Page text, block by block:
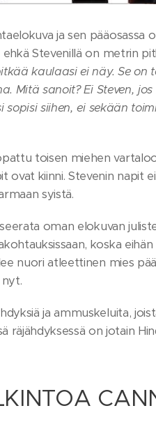
ja sen
Stevenillä on metrin
kaulaasi ei näy. Se on
Mitä sanoit? Ei Steven,
siihen, ei sekään
toisen miehen
kiinni. Stevenin napit
syistä.
oman elokuvan
koska
nuori atleettinen mies
ja ammuskeluita,
räjähdyksessä on jotain